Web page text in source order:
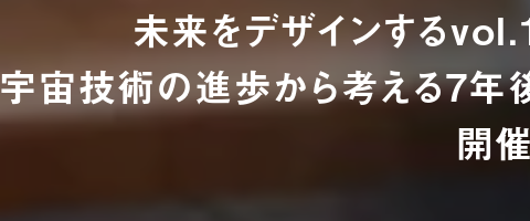
未来をデザインする
宇宙技術の進歩から考える7年
開